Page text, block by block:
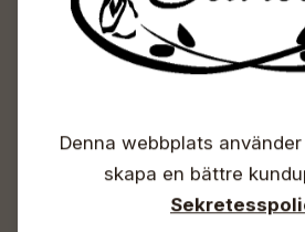
+358 50 388 9592
info(a)sunds.fi
Svedenvägen 66
68660 Jakobstad
Blombeställningar
Denna webbplats
skapa en bättre